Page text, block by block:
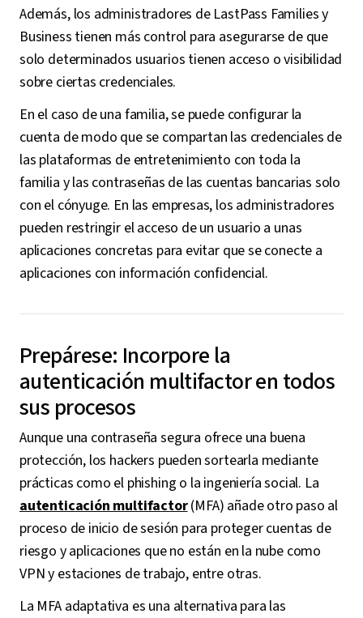
Además, los administradores de LastPass Families y
Business tienen más control para asegurarse de que
solo determinados usuarios tienen acceso o visibilidad
sobre ciertas credenciales.
En el caso de una familia, se puede configurar la
cuenta de modo que se compartan las credenciales de
las plataformas de entretenimiento con toda la
familia y las contraseñas de las cuentas bancarias solo
con el cónyuge. En las empresas, los administradores
pueden restringir el acceso de un usuario a unas
aplicaciones concretas para evitar que se conecte a
aplicaciones con información confidencial.
Prepárese: Incorpore la
autenticación multifactor en todos
sus procesos
Aunque una contraseña segura ofrece una buena
protección, los hackers pueden sortearla mediante
prácticas como el phishing o la ingeniería social. La
autenticación multifactor(MFA) añade otro paso al
proceso de inicio de sesión para proteger cuentas de
riesgo y aplicaciones que no están en la nube como
VPN y estaciones de trabajo, entre otras.
La MFA adaptativa es una alternativa para las